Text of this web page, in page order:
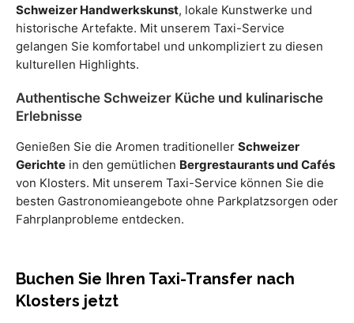
Schweizer Handwerkskunst, lokale Kunstwerke und
historische Artefakte. Mit unserem Taxi-Service
gelangen Sie komfortabel und unkompliziert zu diesen
kulturellen Highlights.
Authentische Schweizer Küche und kulinarische
Erlebnisse
Genießen Sie die Aromen traditioneller Schweizer
Gerichte in den gemütlichen Bergrestaurants und Cafés
von Klosters. Mit unserem Taxi-Service können Sie die
besten Gastronomieangebote ohne Parkplatzsorgen oder
Fahrplanprobleme entdecken.
Buchen Sie Ihren Taxi-Transfer nach
Klosters jetzt